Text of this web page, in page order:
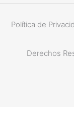
Política de
Derechos